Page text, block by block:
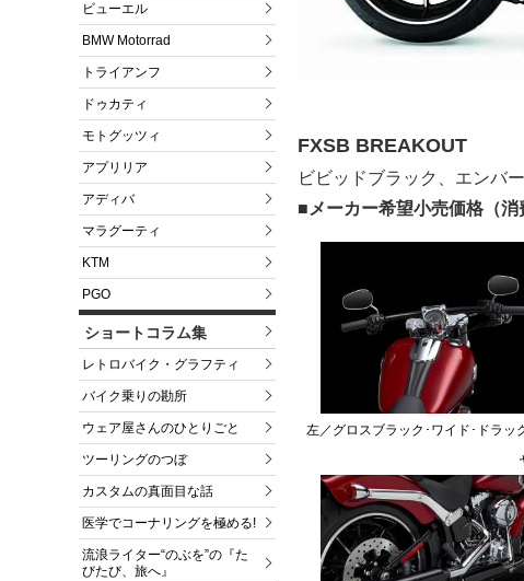
ビューエル
BMW Motorrad
トライアンフ
ドゥカティ
モトグッツィ
アプリリア
アディバ
マラグーティ
KTM
PGO
ショートコラム集
レトロバイク・グラフティ
バイク乗りの勘所
ウェア屋さんのひとりごと
ツーリングのつぼ
カスタムの真面目な話
医学でコーナリングを極める!
流浪ライター“のぶを”の『た
びたび、旅へ』
FXSB BREAKOUT
ビビッドブラック、エンバ
■メーカー希望小売価格（消
左／グロスブラック･ワイド･ドラ